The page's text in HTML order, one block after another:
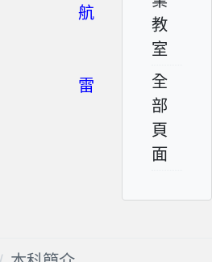
教
室
全
部
頁
面
航
雷